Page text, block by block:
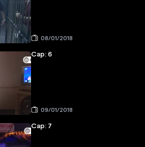
08/01/2018
Cap: 6
09/01/2018
Cap: 7